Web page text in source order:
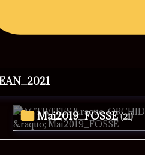
Mai2019_FOSSE (21)